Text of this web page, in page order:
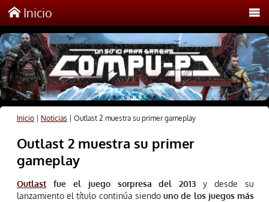
Inicio
Inicio| Noticias Outlast 2 muestra su primer gameplay
Outlast 2 muestra su primer
gameplay
Outlastfue el juego sorpresa del 2013 y desde su
lanzamiento el título continúa siendouno de los juegos más